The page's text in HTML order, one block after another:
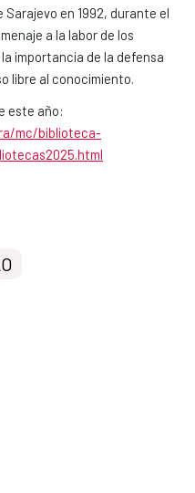
en 1992, durante el
a la labor de los
importancia de la defensa
libre al conocimiento.
este año:
mc/biblioteca-